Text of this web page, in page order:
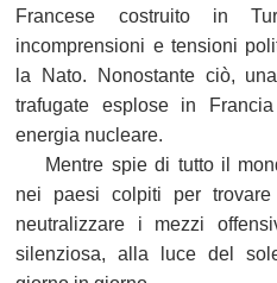
Francese costruito in
incomprensioni e tensioni
la Nato. Nonostante ciò,
trafugate esplose in
energia nucleare.
Mentre spie di tutto il
nei paesi colpiti per
neutralizzare i mezzi
silenziosa, alla luce del